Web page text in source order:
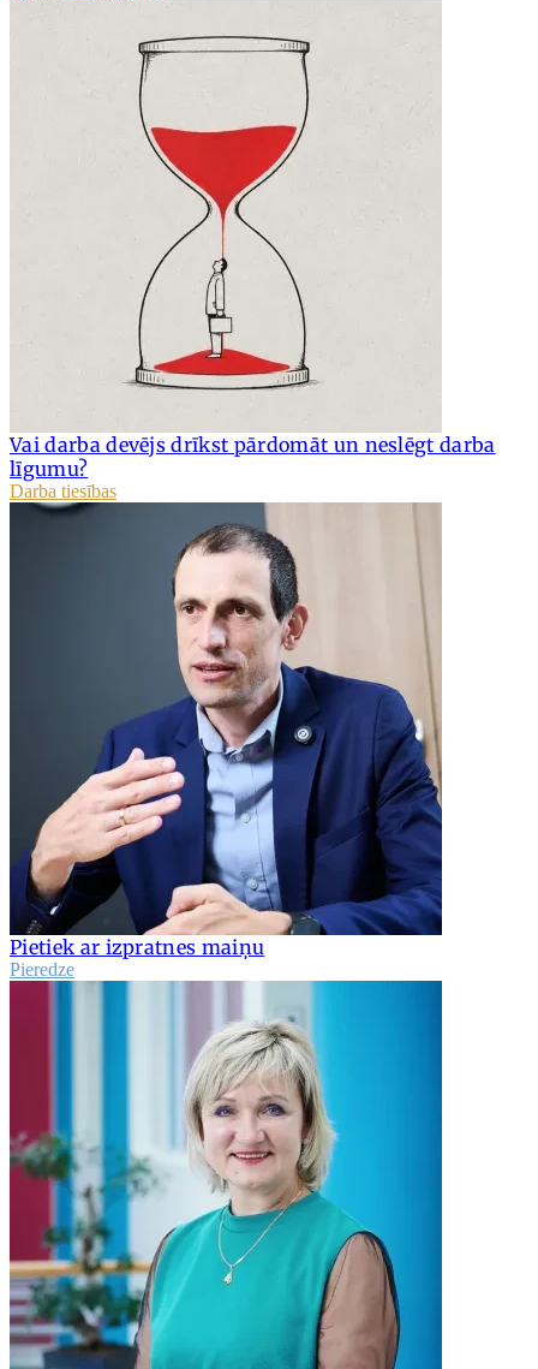
Vai darba devējs drīkst pārdomāt un neslēgt darba
līgumu?
Darba tiesības
Pietiek ar izpratnes maiņu
Pieredze